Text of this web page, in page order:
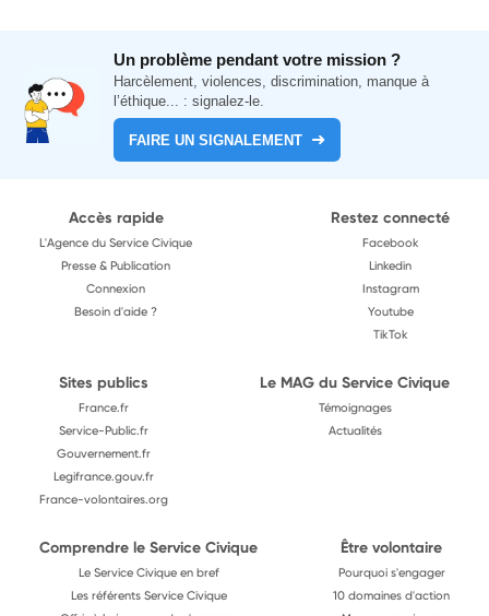
Un problème pendant votre mission ?
Harcèlement, violences, discrimination, manque à
l’éthique... : signalez-le.
FAIRE UN SIGNALEMENT
Accès rapide
L'Agence du Service Civique
Presse & Publication
Connexion
Besoin d'aide ?
Restez connecté
Facebook
Linkedin
Instagram
Youtube
TikTok
Sites publics
France.fr
Service-Public.fr
Gouvernement.fr
Legifrance.gouv.fr
France-volontaires.org
Le MAG du Service Civique
Témoignages
Actualités
Comprendre le Service Civique
Le Service Civique en bref
Les référents Service Civique
Être volontaire
Pourquoi s'engager
10 domaines d'action